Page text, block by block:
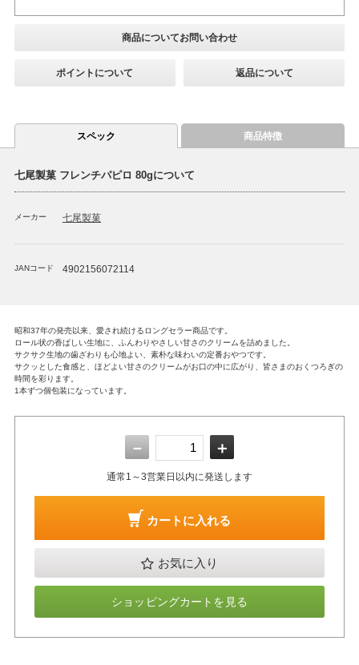
商品についてお問い合わせ
ポイントについて 返品について
スペック 商品特徴
七尾製菓 フレンチパピロ 80gについて
メーカー 七尾製菓
JANコード 4902156072114
昭和37年の発売以来、愛され続けるロングセラー商品です。
ロール状の香ばしい生地に、ふんわりやさしい甘さのクリームを詰めました。
サクサク生地の歯ざわりも心地よい、素朴な味わいの定番おやつです。
サクッとした食感と、ほどよい甘さのクリームがお口の中に広がり、皆さまのおくつろぎの
時間を彩ります。
1本ずつ個包装になっています。
－ ＋
通常1～3営業日以内に発送します
カートに入れる
お気に入り
ショッピングカートを見る